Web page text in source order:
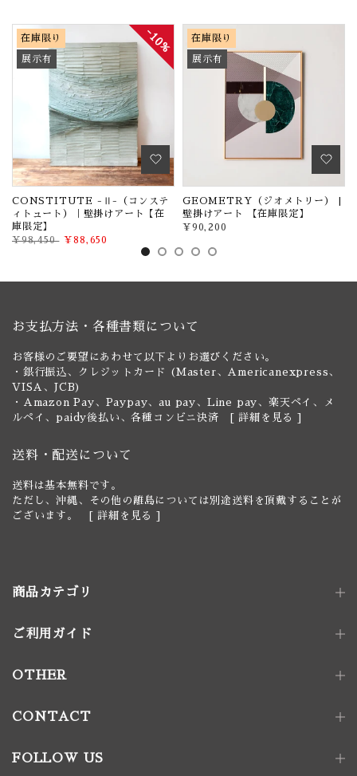
10%
在庫限り
展示有
CONSTITUTE -Ⅱ-（コンステ
ィトュート）｜壁掛けアート【在
庫限定】
¥98,450 ¥88,650
在庫限り
展示有
GEOMETRY（ジオメトリー） |
壁掛けアート 【在庫限定】
¥90,200
お支払方法・各種書類について
お客様のご要望にあわせて以下よりお選びください。
・銀行振込、クレジットカード (Master、Americanexpress、
VISA、JCB)
・Amazon Pay、Paypay、au pay、Line pay、楽天ペイ、メ
ルペイ、paidy後払い、各種コンビニ決済 [ 詳細を見る ]
送料・配送について
送料は基本無料です。
ただし、沖縄、その他の離島については別途送料を頂戴することが
ございます。 [ 詳細を見る ]
商品カテゴリ
照明器具
ペンダントライト｜多灯
ご利用ガイド
OTHER
CONTACT
FOLLOW US